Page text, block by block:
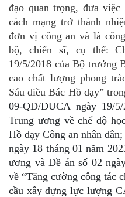
đạo quan trọng, đưa
cách mạng trở thành
đơn vị công an và là
bộ, chiến sĩ, cụ thể:
19/5/2018 của Bộ trưởng
cao chất lượng phong
Sáu điều Bác Hồ dạy”
09-QĐ/ĐUCA ngày 19/
Trung ương về chế độ
Hồ dạy Công an nhân dân;
ngày 18 tháng 01 năm
ương và Đề án số 02
về “Tăng cường công tác
cầu xây dựng lực lượng